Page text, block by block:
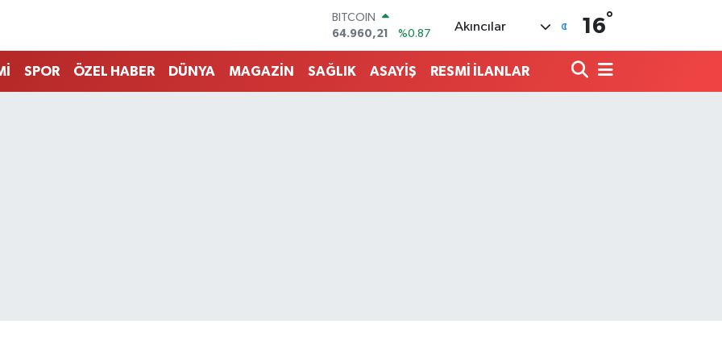
DOLAR
47,7436
%0.18
EURO
55,2510
%0.32
Akıncılar 16°
SPOR ÖZEL HABER DÜNYA MAGAZİN SAĞLIK ASAYİŞ RESMİ İLANLAR